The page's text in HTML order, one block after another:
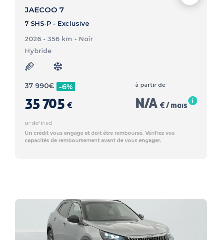
JAECOO 7
7 SHS-P - Exclusive
2026 - 356 km - Noir
Hybride
37 990€ -6%
35 705 €
à partir de
N/A € / mois
undefined
Un crédit vous engage et doit être remboursé. Vérifiez vos
capacités de remboursement avant de vous engager.